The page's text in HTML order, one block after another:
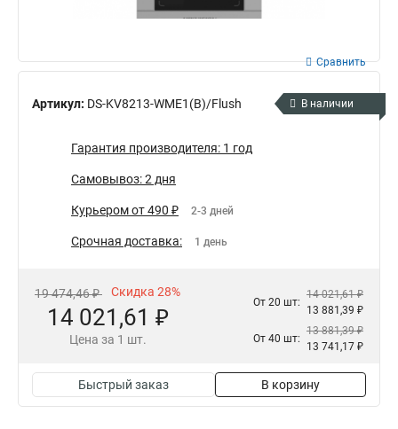
Артикул: DS-KV8213-WME1(B)/Flush
Сравнить
В наличии
Гарантия производителя: 1 год
Самовывоз: 2 дня
Курьером от 490 ₽ 2-3 дней
Срочная доставка: 1 день
19 474,46 ₽ Скидка 28%
14 021,61 ₽
Цена за 1 шт.
От 20 шт:
14 021,61 ₽
13 881,39 ₽
От 40 шт:
13 881,39 ₽
13 741,17 ₽
Быстрый заказ В корзину